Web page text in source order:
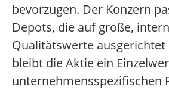
bevorzugen. Der Konzern
Depots, die auf große,
Qualitätswerte ausgerichtet
bleibt die Aktie ein
unternehmensspezifischen